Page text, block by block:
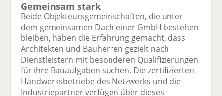
Gemeinsam stark
Beide Objekteursgemeinschaften, die unter
dem gemeinsamen Dach einer GmbH bestehen
bleiben, haben die Erfahrung gemacht, dass
Architekten und Bauherren gezielt nach
Dienstleistern mit besonderen Qualifizierungen
für ihre Bauaufgaben suchen. Die zertifizierten
Handwerksbetriebe des Netzwerks und die
Industriepartner verfügen über dieses